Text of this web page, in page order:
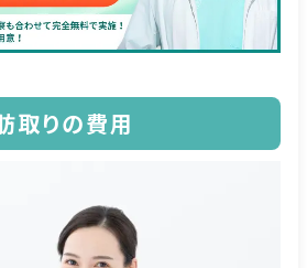
取りの費用